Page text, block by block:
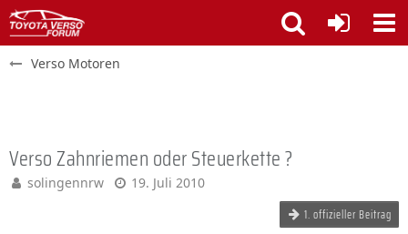
Verso Motoren
Verso Zahnriemen oder Steuerkette ?
solingennrw
19. Juli 2010
1. offizieller Beitrag